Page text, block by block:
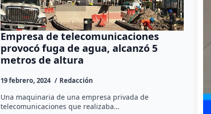
Empresa de telecomunicaciones
provocó fuga de agua, alcanzó 5
metros de altura
19 febrero, 2024 Redacción
Una maquinaria de una empresa privada de
telecomunicaciones que realizaba…